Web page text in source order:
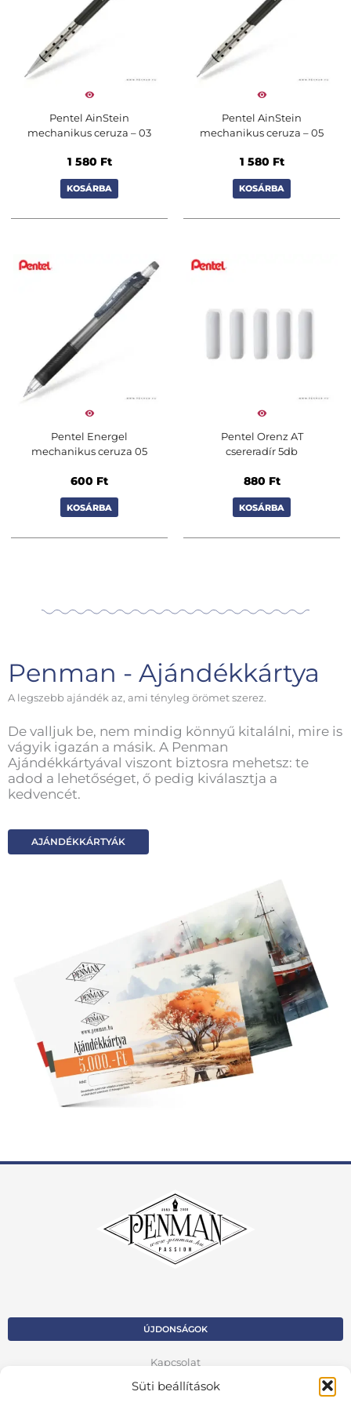
Süti beállítások
Pentel AinStein
mechanikus ceruza – 03
1 580 Ft
KOSÁRBA
Pentel AinStein
mechanikus ceruza – 05
1 580 Ft
KOSÁRBA
Pentel Energel
mechanikus ceruza 05
600 Ft
KOSÁRBA
Pentel Orenz AT
csereradír 5db
880 Ft
KOSÁRBA
Penman - Ajándékkártya
A legszebb ajándék az, ami tényleg örömet szerez.
De valljuk be, nem mindig könnyű kitalálni, mire is
vágyik igazán a másik. A Penman
Ajándékkártyával viszont biztosra mehetsz: te
adod a lehetőséget, ő pedig kiválasztja a
kedvencét.
AJÁNDÉKKÁRTYÁK
ÚJDONSÁGOK
Kapcsolat
Kosár